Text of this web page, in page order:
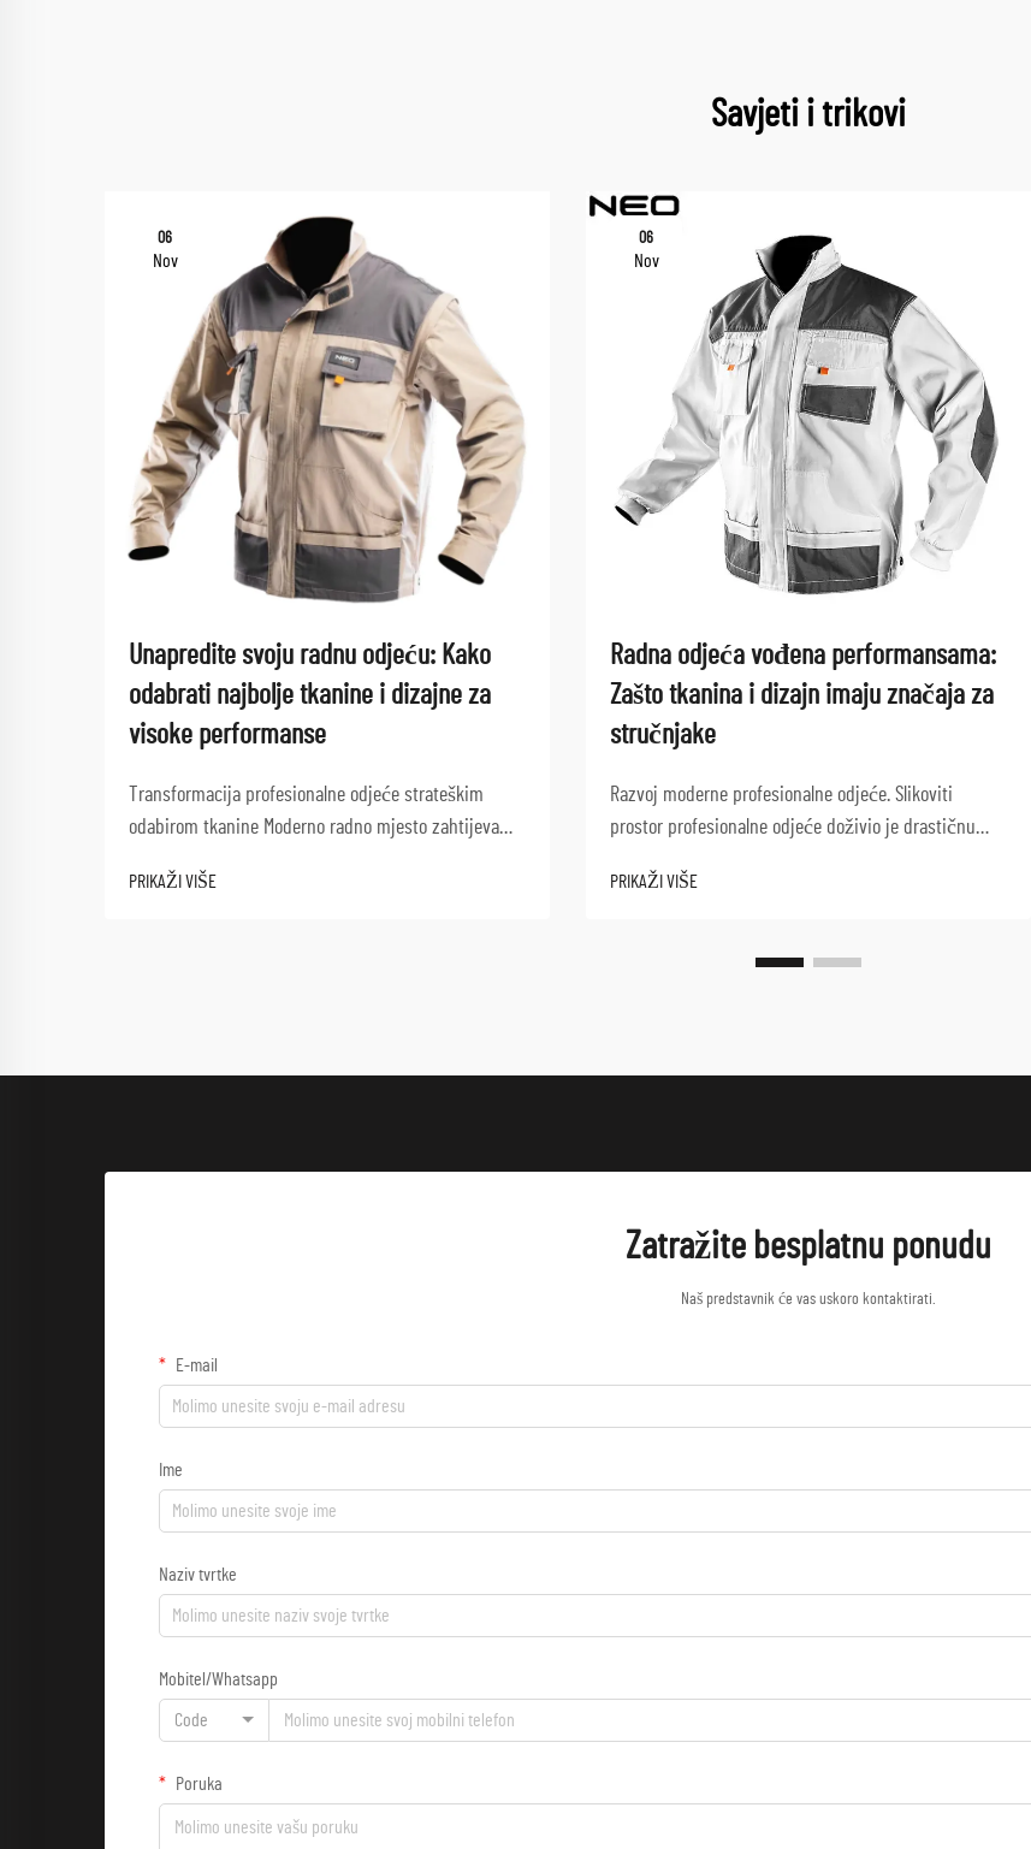
Savjeti i trikovi
06
Nov
Unapredite svoju radnu odjeću: Kako
odabrati najbolje tkanine i dizajne za
visoke performanse
Transformacija profesionalne odjeće strateškim
odabirom tkanine Moderno radno mjesto zahtijeva
profesionalci snalaze između sastanaka s klijentima,
PRIKAŽI VIŠE
06
Nov
Radna odjeća vođena performansama:
Zašto tkanina i dizajn imaju značaja za
stručnjake
Razvoj moderne profesionalne odjeće. Slikoviti
prostor profesionalne odjeće doživio je drastičnu
Radna odjeća usmjerena na učinkovitost sada stoji
PRIKAŽI VIŠE
Zatražite besplatnu ponudu
Naš predstavnik će vas uskoro kontaktirati.
E-mail
Ime
Naziv tvrtke
Mobitel/Whatsapp
Code
Poruka